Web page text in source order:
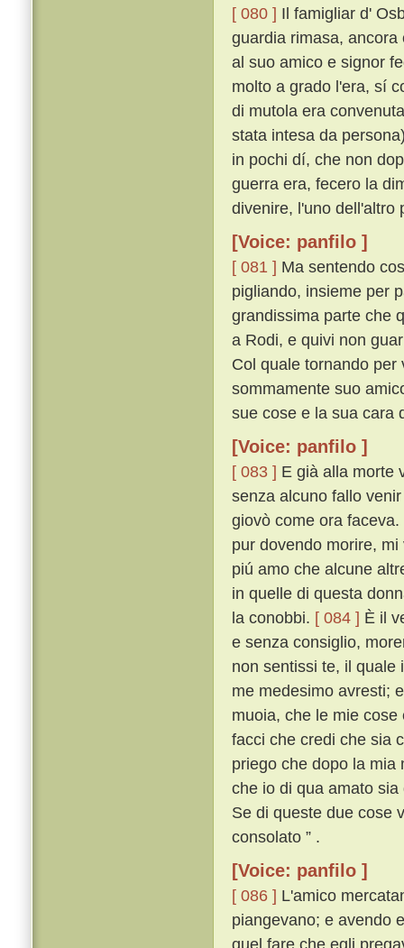
[ 080 ] Il famigliar d'
guardia rimasa,
al suo amico e signor
molto a grado l'era, sí
di mutola era
stata intesa da
in pochi dí, che non
guerra era, fecero la
divenire, l'uno dell'altro
[Voice: panfilo ]
[ 081 ] Ma sentendo
pigliando, insieme per
grandissima parte che
a Rodi, e quivi non
Col quale tornando
sommamente suo
sue cose e la sua cara
[Voice: panfilo ]
[ 083 ] E già alla morte
senza alcuno fallo
giovò come ora
pur dovendo morire,
piú amo che alcune
in quelle di questa
la conobbi. [ 084 ] È il
e senza consiglio,
non sentissi te, il quale
me medesimo avresti;
muoia, che le mie
facci che credi che sia
priego che dopo la mia
che io di qua amato
Se di queste due cose
consolato ” .
[Voice: panfilo ]
[ 086 ] L'amico
piangevano; e avendo
quel fare che egli